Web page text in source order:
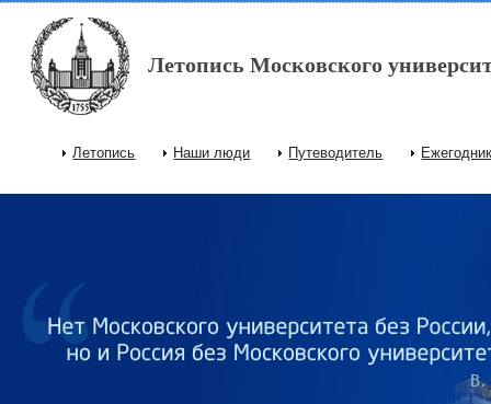
Перейти к основному содержанию
Летопись Московского
Главное меню
Летопись Наши люди Путеводитель